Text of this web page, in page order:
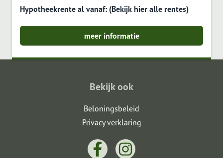
Hypotheekrente al vanaf: (Bekijk hier alle rentes)
meer informatie
Bekijk ook
Beloningsbeleid
Privacy verklaring